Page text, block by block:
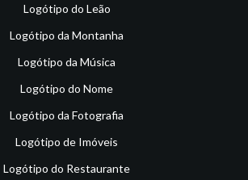
Logótipo do Leão
Logótipo da Montanha
Logótipo da Música
Logótipo do Nome
Logótipo da Fotografia
Logótipo de Imóveis
Logótipo do Restaurante